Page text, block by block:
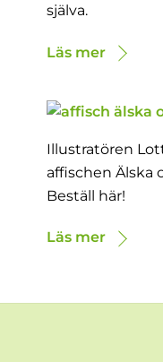
själva.
Läs mer
Illustratören
affischen Älska
Beställ här!
Läs mer